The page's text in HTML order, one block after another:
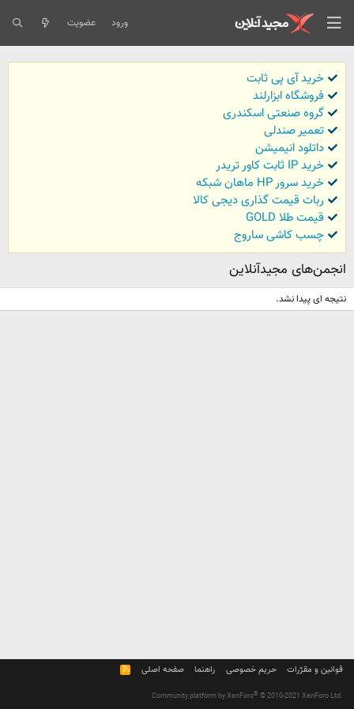
ورود عضویت
خرید آی پی ثابت
فروشگاه ابزارلند
گروه صنعتی اسکندری
تعمیر صندلی
داتلود انیمیشن
خرید IP ثابت کاور تریدر
خرید سرور HP ماهان شبکه
ربات قیمت گذاری دیجی کالا
قیمت طلا GOLD
چسب کاشی ساروج
انجمن‌های مجیدآنلاین
نتیجه ای پیدا نشد.
قوانین و مقرّرات حریم خصوصی راهنما صفحه اصلی
R
S
Community platform by XenForo® © 2010-2021 XenForo Ltd.